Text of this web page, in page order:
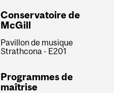
Conservatoire de
McGill
Pavillon de musique
Strathcona - E201
Programmes de
maîtrise